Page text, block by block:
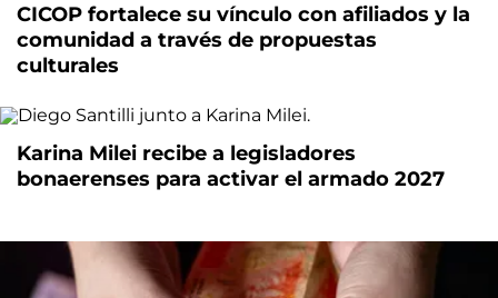
CICOP fortalece su vínculo con afiliados y la
comunidad a través de propuestas
culturales
Karina Milei recibe a legisladores
bonaerenses para activar el armado 2027